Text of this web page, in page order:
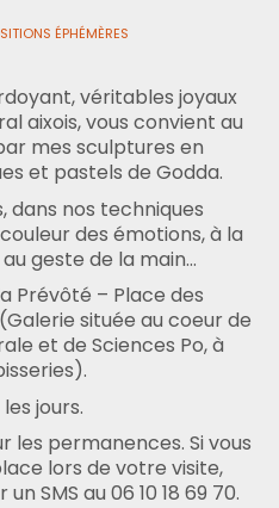
ÉPHÉMÈRES
véritables joyaux
aixois, vous convient au
mes sculptures en
et pastels de Godda.
dans nos techniques
des émotions, à la
geste de la main…
Prévôté – Place des
située au coeur de
et de Sciences Po, à
jours.
les permanences. Si vous
lors de votre visite,
SMS au 06 10 18 69 70.